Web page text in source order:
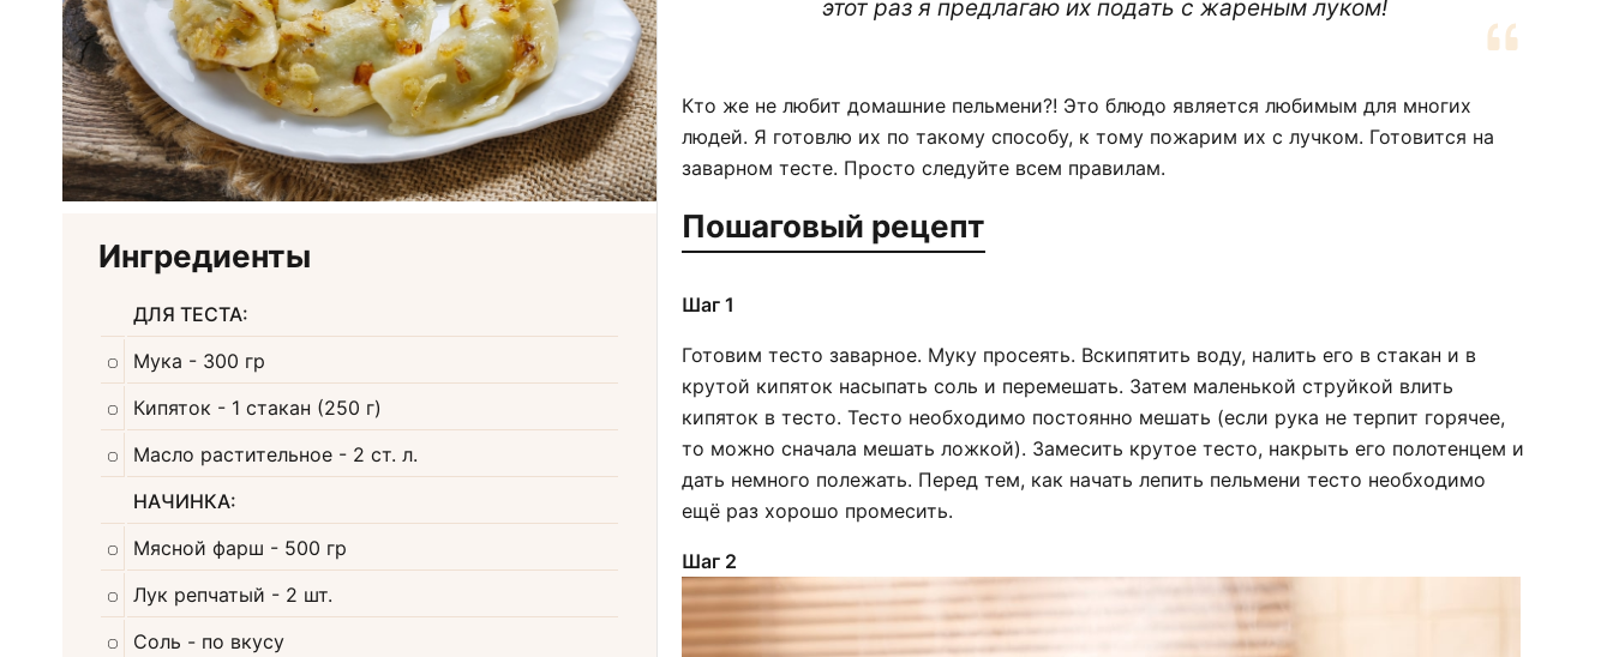
Ингредиенты
ДЛЯ ТЕСТА:
Мука - 300 гр
Кипяток - 1 стакан (250 г)
Масло растительное - 2 ст. л.
НАЧИНКА:
Мясной фарш - 500 гр
Лук репчатый - 2 шт.
Соль - по вкусу
этот раз я предлагаю их подать с жареным луком!
Кто же не любит домашние пельмени?! Это блюдо является любимым для многих
людей. Я готовлю их по такому способу, к тому пожарим их с лучком. Готовится на
заварном тесте. Просто следуйте всем правилам.
Пошаговый рецепт
Шаг 1
Готовим тесто заварное. Муку просеять. Вскипятить воду, налить его в стакан и в
крутой кипяток насыпать соль и перемешать. Затем маленькой струйкой влить
кипяток в тесто. Тесто необходимо постоянно мешать (если рука не терпит горячее,
то можно сначала мешать ложкой). Замесить крутое тесто, накрыть его полотенцем и
дать немного полежать. Перед тем, как начать лепить пельмени тесто необходимо
ещё раз хорошо промесить.
Шаг 2